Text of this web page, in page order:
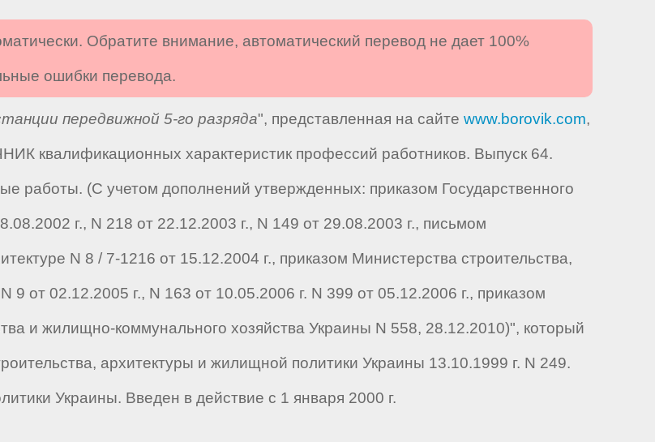
Обратите внимание, автоматический перевод не дает 100%
ошибки перевода.
передвижной 5-го разряда", представленная на сайте www.borovik.com,
квалификационных характеристик профессий работников. Выпуск 64.
работы. (С учетом дополнений утвержденных: приказом Государственного
г., N 218 от 22.12.2003 г., N 149 от 29.08.2003 г., письмом
N 8 / 7-1216 от 15.12.2004 г., приказом Министерства строительства,
от 02.12.2005 г., N 163 от 10.05.2006 г. N 399 от 05.12.2006 г., приказом
и жилищно-коммунального хозяйства Украины N 558, 28.12.2010)", который
архитектуры и жилищной политики Украины 13.10.1999 г. N 249.
Украины. Введен в действие с 1 января 2000 г.